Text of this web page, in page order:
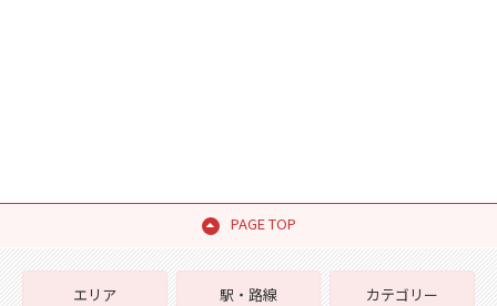
PAGE TOP
エリア
駅・路線
カテゴリー